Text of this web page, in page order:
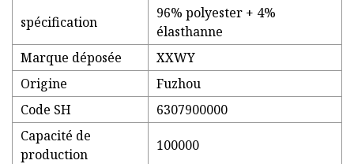
spécification
96% polyester + 4%
élasthanne
Marque déposée
XXWY
Origine
Fuzhou
Code SH
6307900000
Capacité de
production
100000